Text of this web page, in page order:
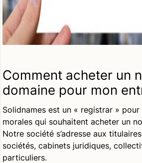
Comment acheter un
domaine pour mon
Solidnames est un « registrar » pour
morales qui souhaitent acheter un
Notre société s’adresse aux
sociétés, cabinets juridiques,
particuliers.